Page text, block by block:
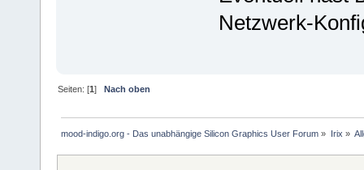
Netzwerk-
Seiten: [1]Nach oben
mood-indigo.org - Das unabhängige Silicon Graphics User Forum » Irix »